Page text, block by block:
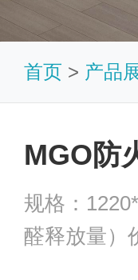
首页 > 产品
MGO防
规格：
醛释放量）